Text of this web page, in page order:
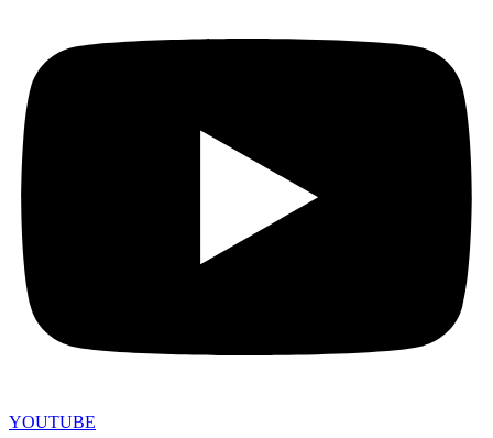
YOUTUBE